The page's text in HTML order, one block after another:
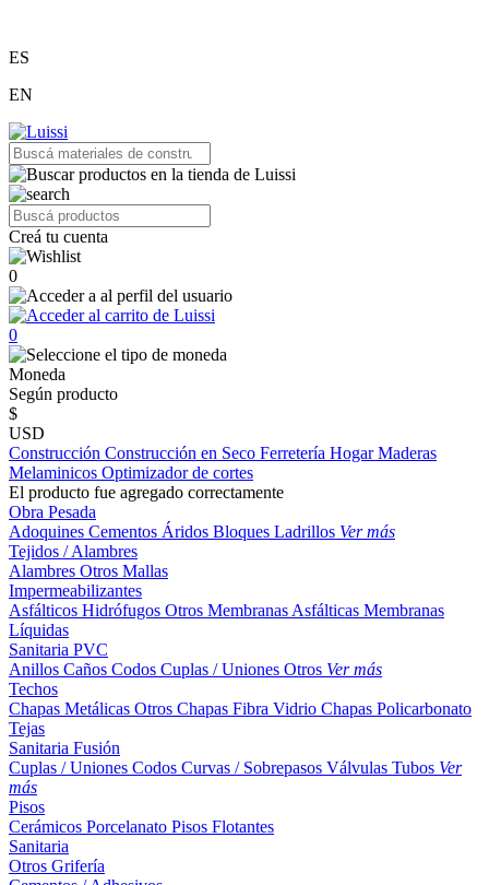
ES
EN
Creá tu cuenta
0
0
Moneda
Según producto
$
USD
Construcción Construcción en Seco Ferretería HogarMaderas
Melaminicos Optimizador de cortes
El producto fue agregado correctamente
Obra Pesada
Adoquines Cementos Áridos Bloques Ladrillos Ver más
Tejidos / Alambres
Alambres Otros Mallas
Impermeabilizantes
Asfálticos Hidrófugos Otros Membranas Asfálticas Membranas
Líquidas
Sanitaria PVC
Anillos Caños Codos Cuplas / Uniones Otros Ver más
Techos
Chapas Metálicas Otros Chapas Fibra Vidrio Chapas Policarbonato
Tejas
Sanitaria Fusión
Cuplas / Uniones Codos Curvas / Sobrepasos Válvulas Tubos Ver
más
Pisos
Cerámicos Porcelanato Pisos Flotantes
Sanitaria
Otros Grifería